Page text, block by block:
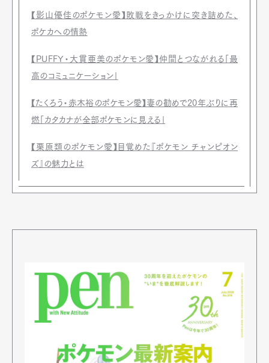
【影山優佳のポケモン愛】敗戦をきっかけに突き詰めた、
ポケカへの情熱
【PUFFY・大貫亜美のポケモン愛】仲間とつながれる「最
高のコミュニケーション」
【たくろう・赤木裕のポケモン愛】妻の勧めで20年ぶりに再
燃「カタカナが全部ポケモンに見える」
【栗原類のポケモン愛】目覚めた『ポケモン チャンピオン
ズ』の魅力とは